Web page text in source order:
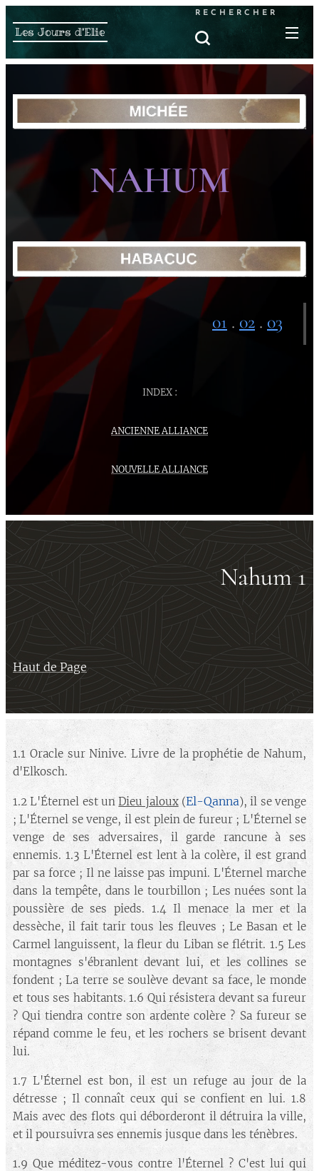
Les Jours d'Elie
RECHERCHER
NAHUM
01 . 02 . 03
INDEX :
ANCIENNE ALLIANCE
NOUVELLE ALLIANCE
Nahum 1
Haut de Page
1.1 Oracle sur Ninive. Livre de la prophétie de Nahum,
d'Elkosch.
1.2 L'Éternel est unDieu jaloux(El-Qanna), il se venge
; L'Éternel se venge, il est plein de fureur ; L'Éternel se
venge de ses adversaires, il garde rancune à ses
ennemis. 1.3 L'Éternel est lent à la colère, il est grand
par sa force ; Il ne laisse pas impuni. L'Éternel marche
dans la tempête, dans le tourbillon ; Les nuées sont la
poussière de ses pieds. 1.4 Il menace la mer et la
dessèche, il fait tarir tous les fleuves ; Le Basan et le
Carmel languissent, la fleur du Liban se flétrit. 1.5 Les
montagnes s'ébranlent devant lui, et les collines se
fondent ; La terre se soulève devant sa face, le monde
et tous ses habitants. 1.6 Qui résistera devant sa fureur
? Qui tiendra contre son ardente colère ? Sa fureur se
répand comme le feu, et les rochers se brisent devant
lui.
1.7 L'Éternel est bon, il est un refuge au jour de la
détresse ; Il connaît ceux qui se confient en lui. 1.8
Mais avec des flots qui déborderont il détruira la ville,
et il poursuivra ses ennemis jusque dans les ténèbres.
1.9 Que méditez-vous contre l'Éternel ? C'est lui qui